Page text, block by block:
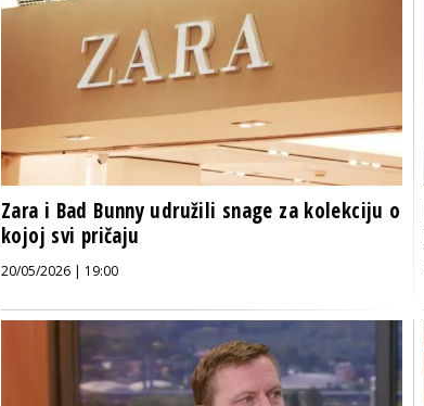
Zara i Bad Bunny udružili snage za kolekciju o
kojoj svi pričaju
20/05/2026 | 19:00